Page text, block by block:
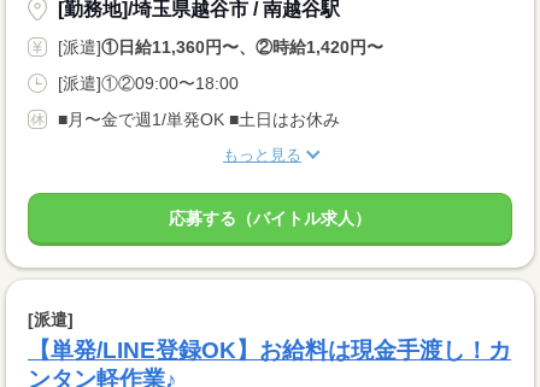
[勤務地]/埼玉県越谷市 / 南越谷駅
[派遣]①日給11,360円〜、②時給1,420円〜
[派遣]①②09:00〜18:00
■月〜金で週1/単発OK ■土日はお休み
もっと見る
応募する（バイトル求人）
[派遣]
【単発/LINE登録OK】お給料は現金手渡し！カ
ンタン軽作業♪